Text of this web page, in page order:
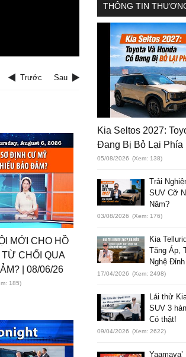
Trước Sau
MỚI CHO HỒ
CHỐI QUA
| 08/06/26
185)
THÔNG TIN
Kia Seltos 2027:
Đang Bị Bỏ Lại Phía
05/08/2026 (Xem: 138)
Trải
SUV Cỡ
Năm?
03/08/2026 (Xem: 176)
Kia
Tăng Áp,
Nghệ
17/04/2026 (Xem: 2498)
Lái thử
SUV 3
Có thật!
09/04/2026 (Xem: 2622)